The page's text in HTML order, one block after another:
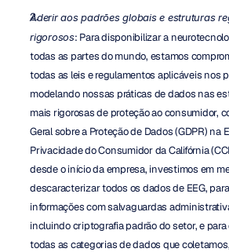
Aderir aos padrões globais e estruturas
rigorosos: Para disponibilizar a
todas as partes do mundo, estamos
todas as leis e regulamentos aplicáveis nos
modelando nossas práticas de dados nas
mais rigorosas de proteção ao consumidor,
Geral sobre a Proteção de Dados (GDPR) na
Privacidade do Consumidor da Califórnia
desde o início da empresa, investimos em
descaracterizar todos os dados de EEG,
informações com salvaguardas
incluindo criptografia padrão do setor, e
todas as categorias de dados que